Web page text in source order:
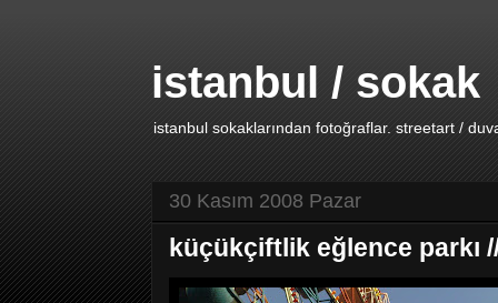
istanbul / sokak
istanbul sokaklarından fotoğraflar. streetart /
30 Kasım 2008 Pazar
küçükçiftlik eğlence parkı